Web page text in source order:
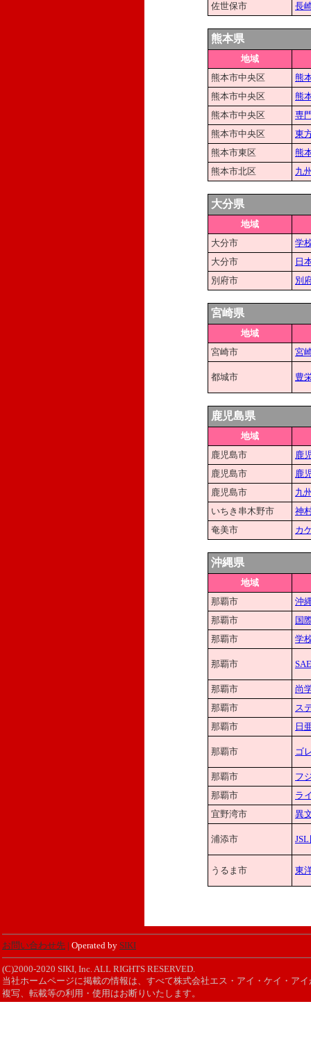
佐世保市 長
熊本県
地域
熊本市中央区
熊
熊本市中央区
熊
熊本市中央区
専
熊本市中央区
東
熊本市東区
熊
熊本市北区
九
大分県
地域
大分市
学
大分市
日
別府市
別
宮崎県
地域
宮崎市
宮
都城市 豊
鹿児島県
地域
鹿児島市
鹿
鹿児島市
鹿
鹿児島市
九
いちき串木野市
神
奄美市
カ
沖縄県
地域
那覇市
沖
那覇市
国
那覇市
学
那覇市
那覇市
尚
那覇市
ス
那覇市
日
那覇市 ゴ
那覇市
フ
那覇市
ラ
宜野湾市
異
浦添市
うるま市 東
お問い合わせ先 Operated by SIKI
(C)2000-2020 SIKI, Inc. ALL RIGHTS RESERVED.
当社ホームページに掲載の情報は、すべて株式会社エス・アイ・ケイ・ア
複写、転載等の利用・使用はお断りいたします。